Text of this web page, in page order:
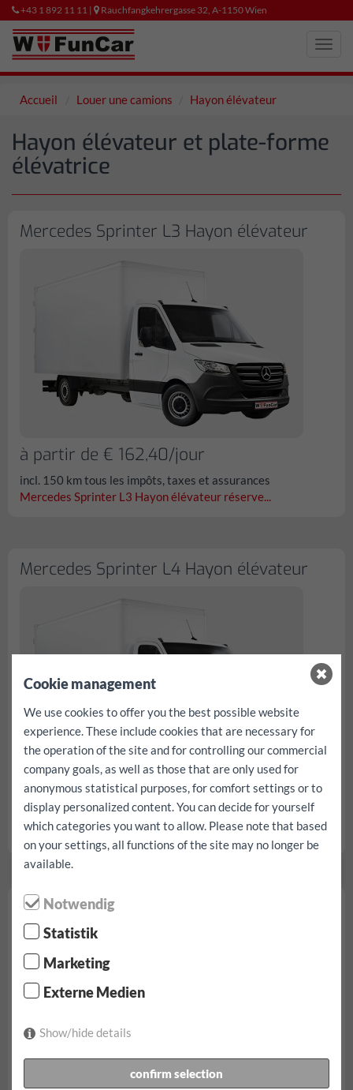
+43 1 892 11 11 | Rauchfangkehrergasse 32, A-1150 Wien
Accueil Louer une camions Hayon élévateur
Hayon élévateur et plate-forme
élévatrice
Mercedes Sprinter L3 Hayon élévateur
à partir de € 162,40/jour
incl. 150 km tous les impôts, taxes et assurances
Mercedes Sprinter L3 Hayon élévateur réserve...
Mercedes Sprinter L4 Hayon élévateur
à partir de € 162,40/jour
incl. 150 km tous les impôts, taxes et assurances
Mercedes Sprinter L4 Hayon élévateur réserve...
Iveco Daily L4 Hayon élévateur
Cookie management
We use cookies to offer you the best possible website
experience. These include cookies that are necessary for
the operation of the site and for controlling our commercial
company goals, as well as those that are only used for
anonymous statistical purposes, for comfort settings or to
display personalized content. You can decide for yourself
which categories you want to allow. Please note that based
on your settings, all functions of the site may no longer be
available.
Notwendig
Statistik
Marketing
Externe Medien
Show/hide details
confirm selection